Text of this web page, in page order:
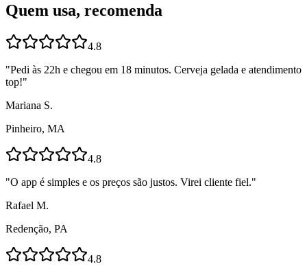
Quem usa, recomenda
4.8
"Pedi às 22h e chegou em 18 minutos. Cerveja gelada e atendimento
top!"
Mariana S.
Pinheiro, MA
4.8
"O app é simples e os preços são justos. Virei cliente fiel."
Rafael M.
Redenção, PA
4.8